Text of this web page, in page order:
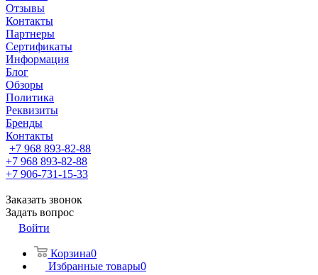
Отзывы
Контакты
Партнеры
Сертификаты
Информация
Блог
Обзоры
Политика
Реквизиты
Бренды
Контакты
+7 968 893-82-88
+7 968 893-82-88
+7 906-731-15-33
Заказать звонок
Задать вопрос
Войти
Корзина0
Избранные товары0